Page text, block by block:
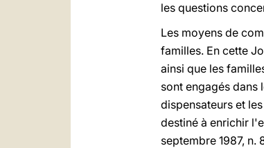
les questions
Les moyens de
familles. En cette
ainsi que les
sont engagés dans
dispensateurs et
destiné à enrichir
septembre 1987, n.